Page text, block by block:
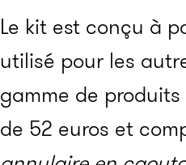
Le kit est conçu à
utilisé pour les
gamme de produits
de 52 euros et